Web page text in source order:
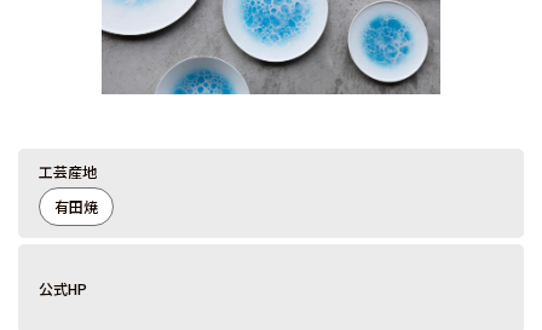
工芸産地
有田焼
公式HP